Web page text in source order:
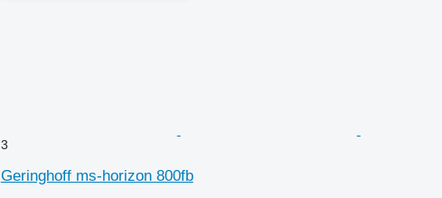
3
Geringhoff ms-horizon 800fb